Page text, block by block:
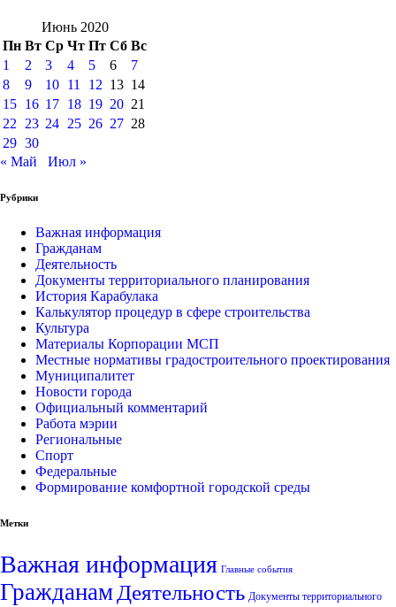
Июнь 2020
Пн Вт Ср Чт Пт Сб Вс
1
2 3 4 5 6
7
8
9 10 11 12 13 14
15 16 17 18 19 20 21
22
23 24 25 26 27 28
29 30
« Май
Июл »
Рубрики
Важная информация
Гражданам
Деятельность
Документы территориального планирования
История Карабулака
Калькулятор процедур в сфере строительства
Культура
Материалы Корпорации МСП
Местные нормативы градостроительного проектирования
Муниципалитет
Новости города
Официальный комментарий
Работа мэрии
Региональные
Спорт
Федеральные
Формирование комфортной городской среды
Метки
Важная информация Главные события
Гражданам Деятельность Документы территориального